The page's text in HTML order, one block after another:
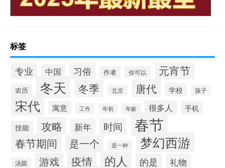
标签
专业 中国 习俗 作者 你可以 元宵节
农历 冬天 冬季 北京 唐代 学校 孩子
宋代 寓意 工作 年初 年龄 很多人 手机
技能 攻略 新年 时间 春节
春节期间 是一个 是一种 梦幻西游
汤圆 游戏 疫情 的人 的是
礼物